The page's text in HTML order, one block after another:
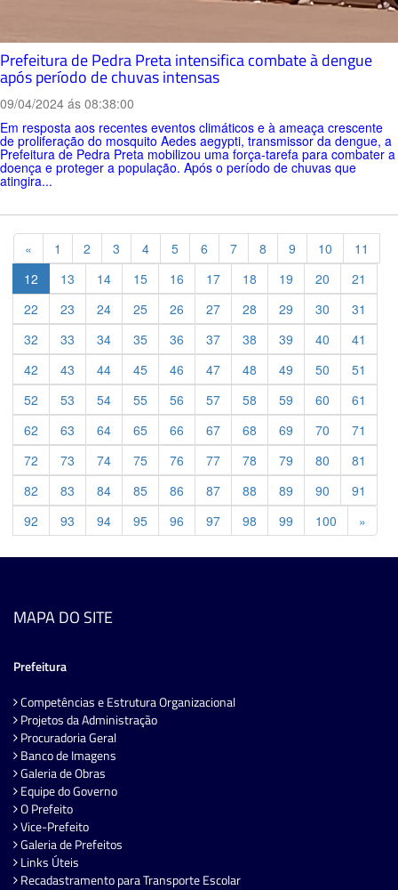
Prefeitura de Pedra Preta intensifica combate à dengue
após período de chuvas intensas
09/04/2024 ás 08:38:00
Em resposta aos recentes eventos climáticos e à ameaça crescente
de proliferação do mosquito Aedes aegypti, transmissor da dengue, a
Prefeitura de Pedra Preta mobilizou uma força-tarefa para combater a
doença e proteger a população. Após o período de chuvas que
atingira...
« Previous
1 2 3 4 5 6 7 8 9 10
11
12
13 14 15 16 17 18 19 20
21
22
23 24 25 26 27 28 29 30
31
32
33 34 35 36 37 38 39 40
41
42
43 44 45 46 47 48 49 50
51
52
53 54 55 56 57 58 59 60
61
62
63 64 65 66 67 68 69 70
71
72
73 74 75 76 77 78 79 80
81
82
83 84 85 86 87 88 89 90
91
92
93 94 95 96 97 98 99 100 »
MAPA DO SITE
Prefeitura
Competências e Estrutura Organizacional
Projetos da Administração
Procuradoria Geral
Banco de Imagens
Galeria de Obras
Equipe do Governo
O Prefeito
Vice-Prefeito
Galeria de Prefeitos
Links Úteis
Recadastramento para Transporte Escolar